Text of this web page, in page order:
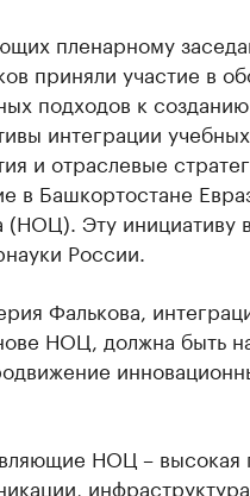
пленарному
приняли участие в
подходов к созданию
интеграции
и отраслевые
в Башкортостане
(НОЦ). Эту инициативу
России.
Фалькова,
НОЦ, должна быть
НОЦ – высокая